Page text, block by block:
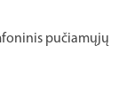
pučiamųjų